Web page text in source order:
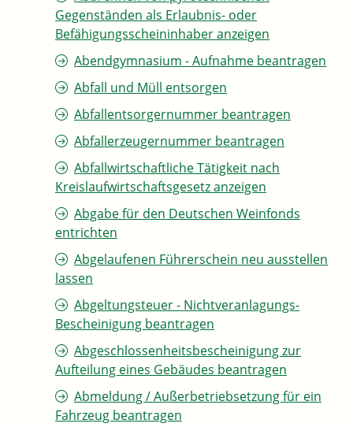
Gegenständen als Erlaubnis- oder
Befähigungsscheininhaber anzeigen
Abendgymnasium - Aufnahme beantragen
Abfall und Müll entsorgen
Abfallentsorgernummer beantragen
Abfallerzeugernummer beantragen
Abfallwirtschaftliche Tätigkeit nach
Kreislaufwirtschaftsgesetz anzeigen
Abgabe für den Deutschen Weinfonds
entrichten
Abgelaufenen Führerschein neu ausstellen
lassen
Abgeltungsteuer - Nichtveranlagungs-
Bescheinigung beantragen
Abgeschlossenheitsbescheinigung zur
Aufteilung eines Gebäudes beantragen
Abmeldung / Außerbetriebsetzung für ein
Fahrzeug beantragen